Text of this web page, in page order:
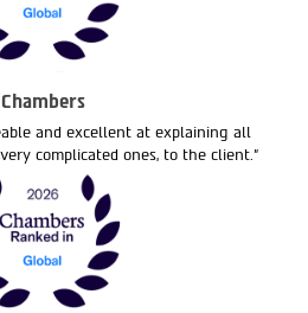
Chambers
and excellent at explaining all
complicated ones, to the client."